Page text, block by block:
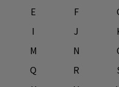
E
F
I
J
M
N
Q
R